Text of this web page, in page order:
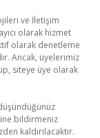
ve İletişim
olarak hizmet
olarak denetleme
Ancak, üyelerimiz
siteye üye olarak
bildirmeniz
kaldırılacaktır.